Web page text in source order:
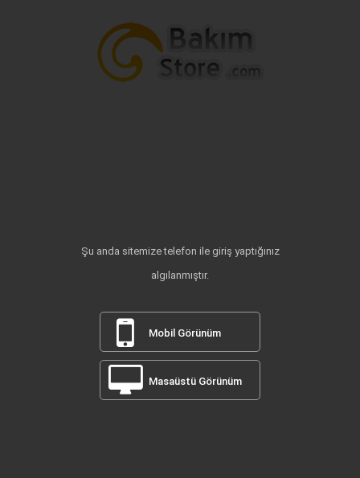
Şu anda sitemize telefon ile giriş yaptığınız
algılanmıştır.
Mobil Görünüm
Masaüstü Görünüm